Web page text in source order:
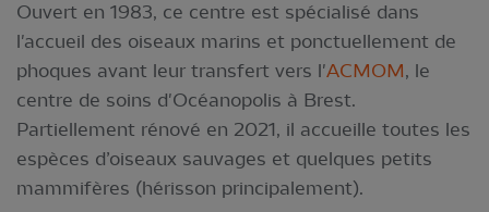
Ouvert en 1983, ce centre est spécialisé dans
l'accueil des oiseaux marins et ponctuellement de
phoques avant leur transfert vers l'ACMOM, le
centre de soins d'Océanopolis à Brest.
Partiellement rénové en 2021, il accueille toutes les
espèces d’oiseaux sauvages et quelques petits
mammifères (hérisson principalement).